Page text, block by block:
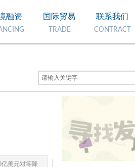
CONTRACT
融资 国际贸易 联系我们
TRADE
亿美元对等降